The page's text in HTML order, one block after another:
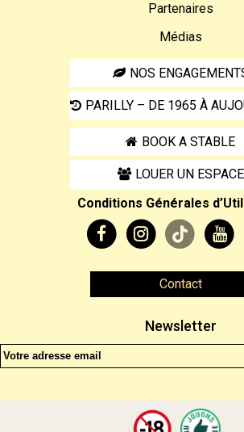
Partenaires
Médias
NOS
PARILLY – DE 1965 À
BOOK A STABLE
LOUER UN ESPACE
Conditions Générales
Contact
Newsletter